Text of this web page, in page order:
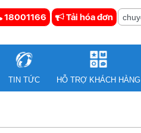
18001166 Tải hóa đơn
TIN TỨC HỖ TRỢ KHÁCH HÀNG